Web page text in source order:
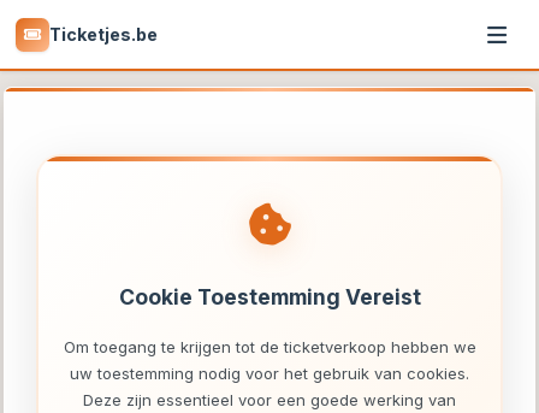
Ticketjes.be
Cookie Toestemming Vereist
Om toegang te krijgen tot de ticketverkoop hebben we
uw toestemming nodig voor het gebruik van cookies.
Deze zijn essentieel voor een goede werking van